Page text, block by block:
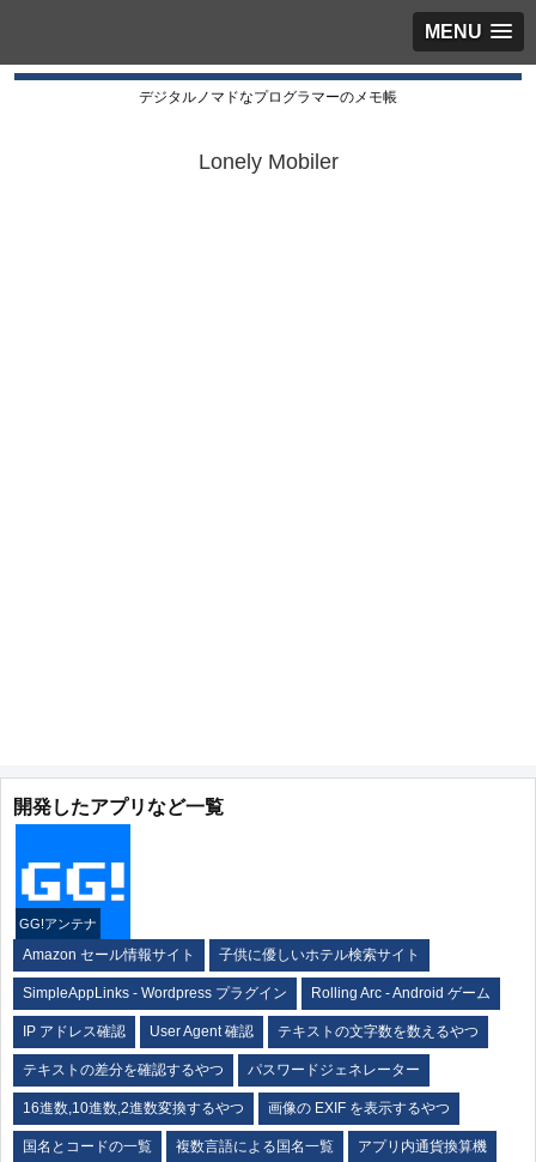
MENU
デジタルノマドなプログラマーのメモ帳
Lonely Mobiler
開発したアプリなど一覧
GG!アンテナ
Amazon セール情報サイト 子供に優しいホテル検索サイト
SimpleAppLinks - Wordpress プラグイン Rolling Arc - Android ゲーム
IP アドレス確認 User Agent 確認 テキストの文字数を数えるやつ
テキストの差分を確認するやつ パスワードジェネレーター
16進数,10進数,2進数変換するやつ 画像の EXIF を表示するやつ
国名とコードの一覧 複数言語による国名一覧 アプリ内通貨換算機